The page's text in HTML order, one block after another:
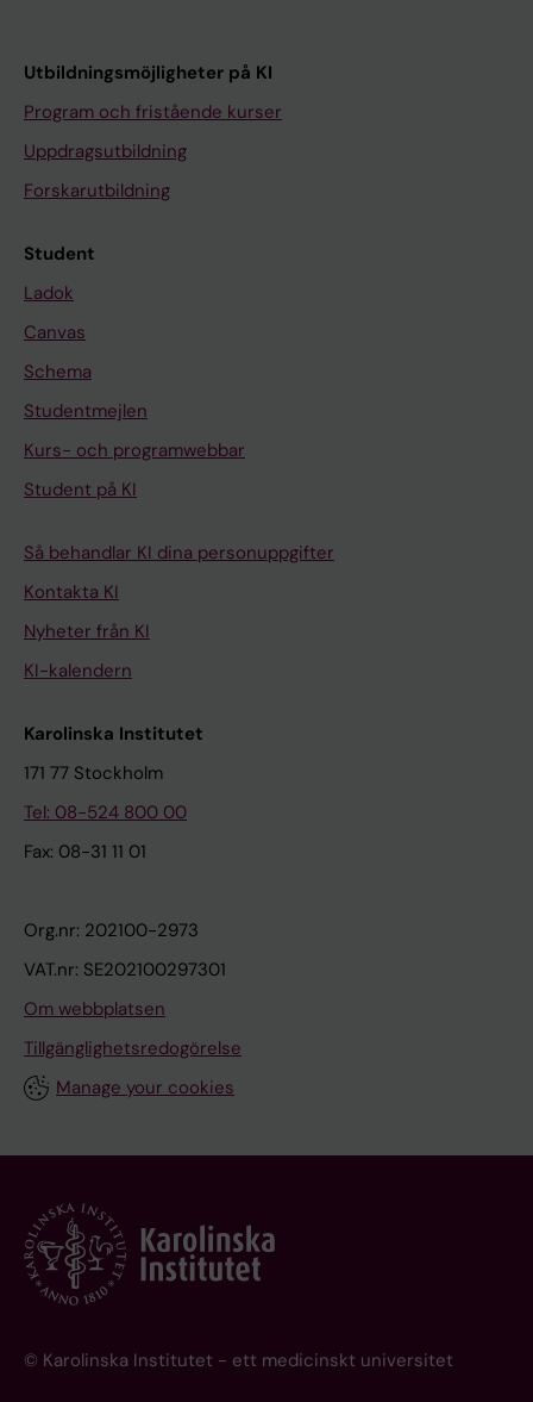
Utbildningsmöjligheter på KI
Program och fristående kurser
Uppdragsutbildning
Forskarutbildning
Student
Ladok
Canvas
Schema
Studentmejlen
Kurs- och programwebbar
Student på KI
Så behandlar KI dina personuppgifter
Kontakta KI
Nyheter från KI
KI-kalendern
Karolinska Institutet
171 77 Stockholm
Tel: 08-524 800 00
Fax: 08-31 11 01
Org.nr: 202100-2973
VAT.nr: SE202100297301
Om webbplatsen
Tillgänglighetsredogörelse
Manage your cookies
© Karolinska Institutet - ett medicinskt universitet